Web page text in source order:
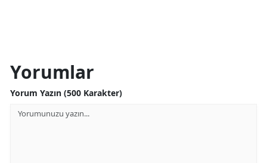
Yorumlar
Yorum Yazın (500 Karakter)